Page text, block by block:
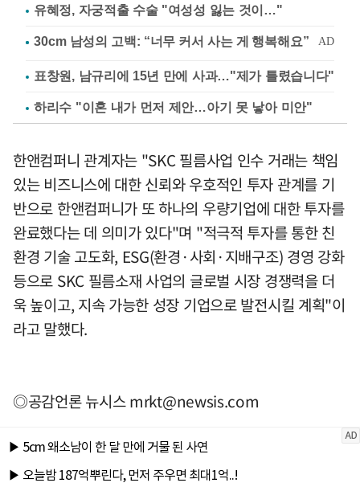
유혜정, 자궁적출 수술 "여성성 잃는 것이…"
표창원, 남규리에 15년 만에 사과…"제가 틀렸습니다"
하리수 "이혼 내가 먼저 제안…아기 못 낳아 미안"
한앤컴퍼니 관계자는 "SKC 필름사업 인수 거래는 책임
있는 비즈니스에 대한 신뢰와 우호적인 투자 관계를 기
반으로 한앤컴퍼니가 또 하나의 우량기업에 대한 투자를
완료했다는 데 의미가 있다"며 "적극적 투자를 통한 친
환경 기술 고도화, ESG(환경·사회·지배구조) 경영 강화
등으로 SKC 필름소재 사업의 글로벌 시장 경쟁력을 더
욱 높이고, 지속 가능한 성장 기업으로 발전시킬 계획"이
라고 말했다.
◎공감언론 뉴시스mrkt@newsis.com